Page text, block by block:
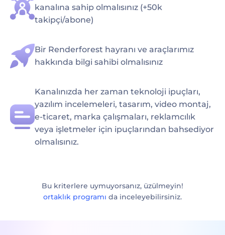
kanalına sahip olmalısınız (+50k
takipçi/abone)
Bir Renderforest hayranı ve araçlarımız
hakkında bilgi sahibi olmalısınız
Kanalınızda her zaman teknoloji ipuçları,
yazılım incelemeleri, tasarım, video montaj,
e-ticaret, marka çalışmaları, reklamcılık
veya işletmeler için ipuçlarından bahsediyor
olmalısınız.
Bu kriterlere uymuyorsanız, üzülmeyin!
ortaklık programı da inceleyebilirsiniz.